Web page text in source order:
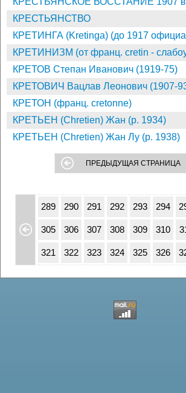
КРЕСТЬЯНСТВО
КРЕТИНГА (Kretinga) (до 1917
КРЕТИНИЗМ (от франц. cretin -
КРЕТОВ Степан Иванович (1919-75)
КРЕТОВИЧ Вацлав Леонович (1907-
КРЕТОН (франц. cretonne)
КРЕТЬЕН (Chretien) Жан (р. 1934)
КРЕТЬЕН (Chretien) Жан Лу (р. 1938)
ПРЕДЫДУЩАЯ СТРАНИЦА
272
289 290 291 292 293 294
305 306 307 308 309 310
321 322 323 324 325 326